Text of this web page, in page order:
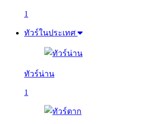
1
ทัวร์ในประเทศ
ทัวร์น่าน
1